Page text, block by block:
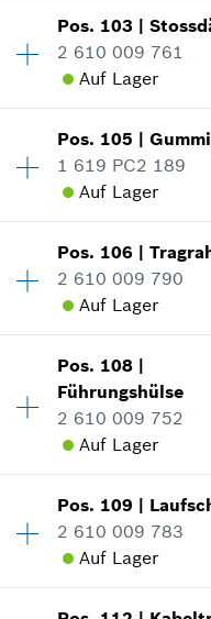
Zum
12.40
*Alle Preise inkl.
12.40
*Alle Preise inkl.
Verfügbarkeit 1
Preisgruppe:13
In Darstellung
2.40
Alle Preise inkl.
Zum
Pos. 103 |
2 610 009 761
Auf Lager
Verfügbarkeit 2
Preisgruppe:12
In Darstellung
2.06
Zum
Pos. 105 |
1 619 PC2 189
Auf Lager
Verfügbarkeit 2
Preisgruppe:13
In Darstellung
2.40
Zum
Pos. 106 |
2 610 009 790
Auf Lager
Verfügbarkeit
Preisgruppe:16
In Darstellung
Pos. 108 |
Führungshülse
2 610 009 752
Auf Lager
Verfügbarkeit 2
Preisgruppe:13
In Darstellung
Pos. 109 |
2 610 009 783
Auf Lager